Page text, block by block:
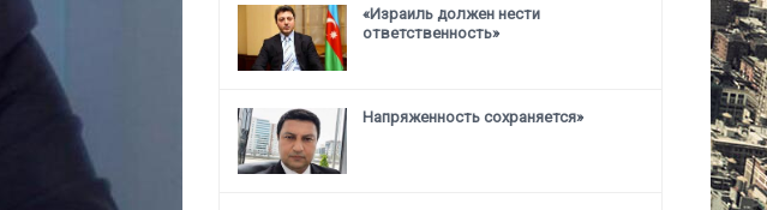
«Израиль должен нести
ответственность»
Напряженность сохраняется»